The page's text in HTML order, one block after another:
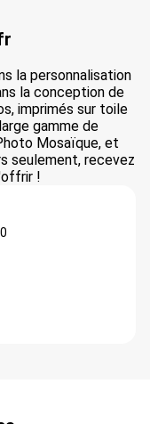
la personnalisation
la conception de
imprimés sur toile
gamme de
Mosaïque, et
seulement, recevez
!